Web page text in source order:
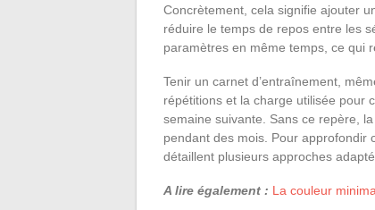
Concrètement, cela signifie ajouter
réduire le temps de repos entre les
paramètres en même temps, ce qui
Tenir un carnet d’entraînement,
répétitions et la charge utilisée pour
semaine suivante. Sans ce repère,
pendant des mois. Pour approfondir
détaillent plusieurs approches
A lire également : La couleur